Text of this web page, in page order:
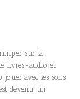
sur la
livres-audio et
avec les sons,
devenu un